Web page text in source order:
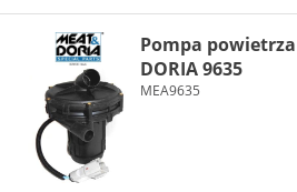
Pompa
DORIA 9635
MEA9635